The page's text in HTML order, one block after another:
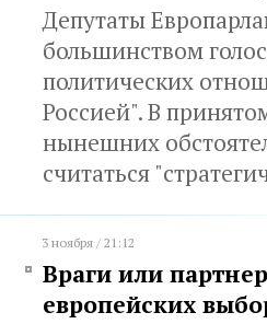
Депутаты
большинством
политических
Россией". В
нынешних
считаться
3 ноября / 21:12
Враги или
европейских